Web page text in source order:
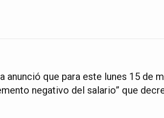
que para este lunes 15 de
negativo del salario” que